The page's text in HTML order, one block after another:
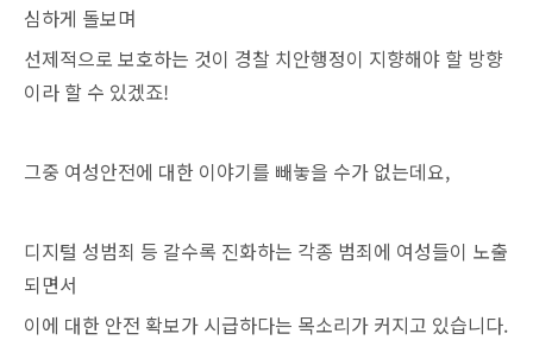
심하게 돌보며
선제적으로 보호하는 것이 경찰 치안행정이 지향해야 할 방향
이라 할 수 있겠죠!
그중 여성안전에 대한 이야기를 빼놓을 수가 없는데요,
디지털 성범죄 등 갈수록 진화하는 각종 범죄에 여성들이 노출
되면서
이에 대한 안전 확보가 시급하다는 목소리가 커지고 있습니다.